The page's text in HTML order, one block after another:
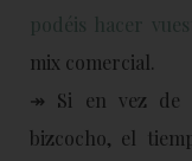
podéis hacer
mix comercial.
↠ Si en vez de
bizcocho, el